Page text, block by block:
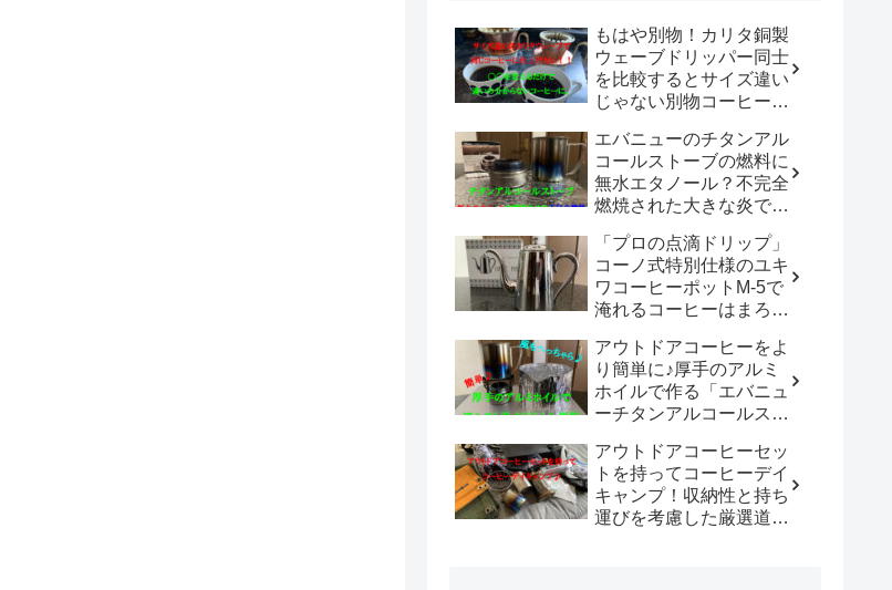
もはや別物！カリタ銅製
ウェーブドリッパー同士
を比較するとサイズ違い
じゃない別物コーヒード
「WDC-185開封レビュ
ー」
エバニューのチタンアル
コールストーブの燃料に
無水エタノール？不完全
燃焼された大きな炎でチ
沸かしてコーヒーを楽し
む。
「プロの点滴ドリップ」
コーノ式特別仕様のユキ
ワコーヒーポットM-5で
淹れるコーヒーはまろや
アウトドアコーヒーをよ
り簡単に♪厚手のアルミ
ホイルで作る「エバニュ
ーチタンアルコールスト
手は既製品以上？？
アウトドアコーヒーセッ
トを持ってコーヒーデイ
キャンプ！収納性と持ち
運びを考慮した厳選道具